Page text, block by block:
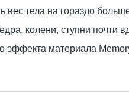
вес тела на гораздо
колени, ступни почти
эффекта материала